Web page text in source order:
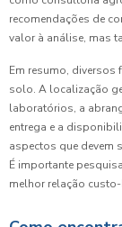
recomendações de
valor à análise, mas
Em resumo, diversos
solo. A localização
laboratórios, a
entrega e a
aspectos que devem
É importante
melhor relação